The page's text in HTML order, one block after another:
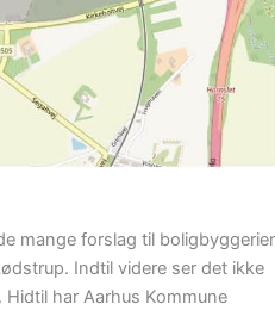
mange forslag til boligbyggerier
Indtil videre ser det ikke
har Aarhus Kommune